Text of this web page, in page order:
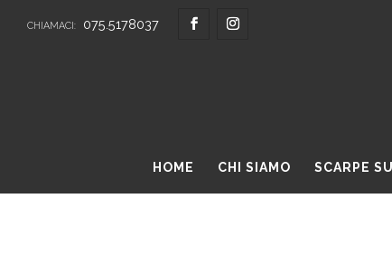
CHIAMACI: 075.5178037
HOME CHI SIAMO SCARPE